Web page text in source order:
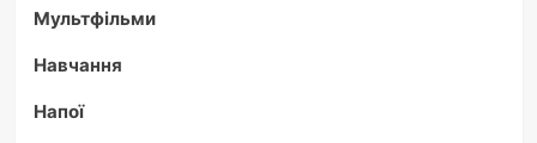
Мультфільми
Навчання
Напої